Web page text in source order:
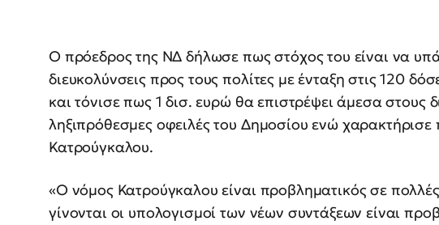
Ο πρόεδρος της ΝΔ δήλωσε πως στόχος του είναι να
διευκολύνσεις προς τους πολίτες με ένταξη στις 120
και τόνισε πως 1 δισ. ευρώ θα επιστρέψει άμεσα στους
ληξιπρόθεσμες οφειλές του Δημοσίου ενώ
Κατρούγκαλου.
«Ο νόμος Κατρούγκαλου είναι προβληματικός σε
γίνονται οι υπολογισμοί των νέων συντάξεων είναι